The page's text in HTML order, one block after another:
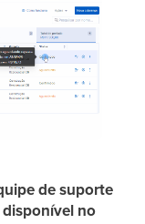
de suporte
disponível no